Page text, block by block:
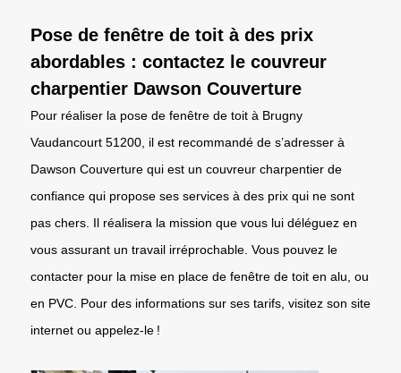
Pose de fenêtre de toit à des prix
abordables : contactez le couvreur
charpentier Dawson Couverture
Pour réaliser la pose de fenêtre de toit à Brugny
Vaudancourt 51200, il est recommandé de s’adresser à
Dawson Couverture qui est un couvreur charpentier de
confiance qui propose ses services à des prix qui ne sont
pas chers. Il réalisera la mission que vous lui déléguez en
vous assurant un travail irréprochable. Vous pouvez le
contacter pour la mise en place de fenêtre de toit en alu, ou
en PVC. Pour des informations sur ses tarifs, visitez son site
internet ou appelez-le !